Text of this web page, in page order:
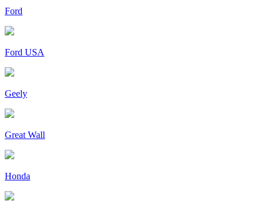
Ford
Ford USA
Geely
Great Wall
Honda